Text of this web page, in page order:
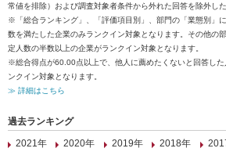
常値を排除）および調査対象者条件から外れた回答を除外し
※「総合ランキング」、「評価項目別」、部門の「業態別」
数を満たした企業のみランクイン対象となります。その他の
定人数の半数以上の企業がランクイン対象となります。
※総合得点が60.00点以上で、他人に薦めたくないと回答し
ンクイン対象となります。
≫ 詳細はこちら
過去ランキング
2021年
2020年 2019年 2018年